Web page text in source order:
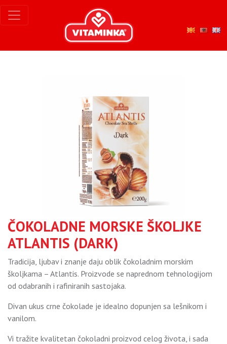
ČOKOLADNE MORSKE ŠKOLJKE
ATLANTIS (DARK)
Tradicija, ljubav i znanje daju oblik čokoladnim morskim
školjkama – Atlantis. Proizvode se naprednom tehnologijom
od odabranih i rafiniranih sastojaka.
Divan ukus crne čokolade je idealno dopunjen sa lešnikom i
vanilom.
Vi tražite kvalitetan čokoladni proizvod celog života, i sada